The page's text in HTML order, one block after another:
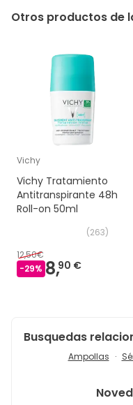
Otros productos de
Vichy
Vichy Tratamiento
Antitranspirante 48h
Roll-on 50ml
(263)
12,50€
-29% 8,90 €
Busquedas
Ampollas